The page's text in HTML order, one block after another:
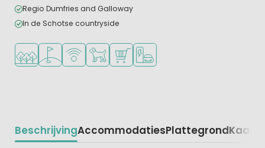
Regio Dumfries and Galloway
In de Schotse countryside
Ligt in een bosrijke omgeving
Golfbaan in de buurt
WiFi beschikbaar
Huisdieren toegestaan
Campingwinkel/Supermarkt
Laadpaal elektrische auto
BeschrijvingAccommodatiesPlattegrondKaart